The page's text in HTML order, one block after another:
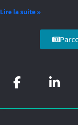
Lire la suite »